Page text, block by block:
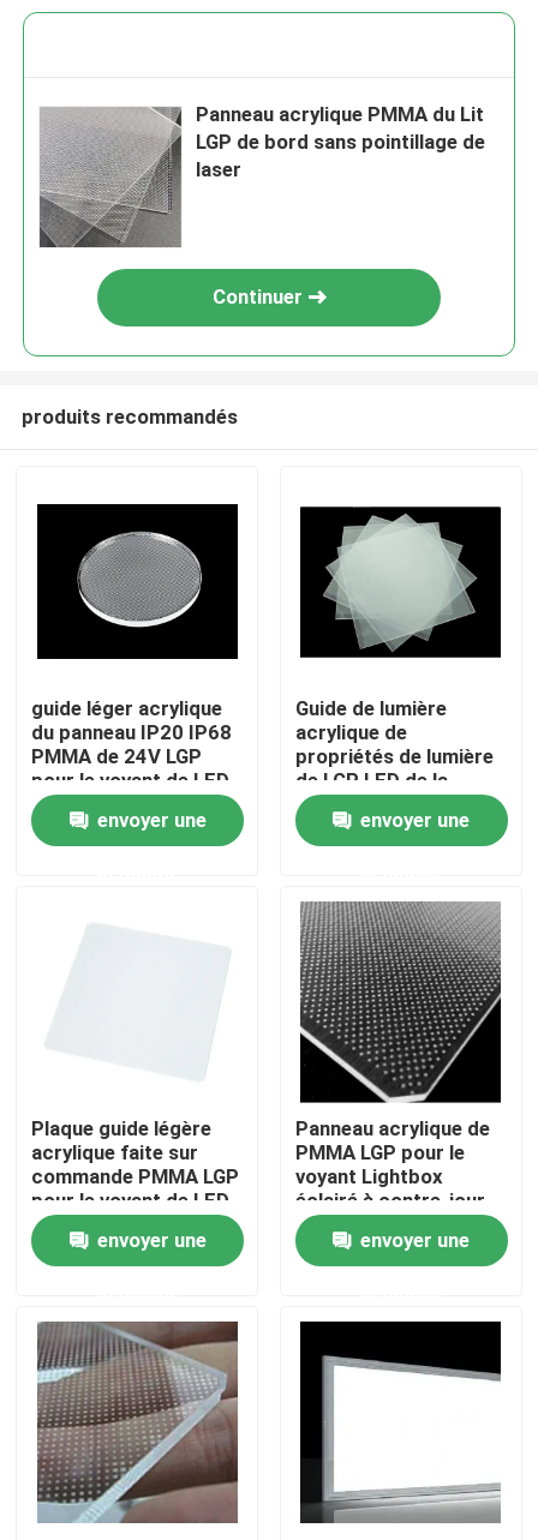
Aperçu
Produits
Vidéos
Visite d'usine
Contrôle de la qualité
nouvelles
Demande de soumission
Lumière de bande au néon de LED
Panneau acrylique PMMA du Lit
LGP de bord sans pointillage de
laser
Continuer
produits recommandés
guide léger acrylique
du panneau IP20 IP68
PMMA de 24V LGP
pour le voyant de LED
envoyer une
Guide de lumière
acrylique de
propriétés de lumière
de LGP LED de la
feuille ignifuge PMMA
de diffuseurenvoyer une
Plaque guide légère
acrylique faite sur
commande PMMA LGP
pour le voyant de LED
envoyer une
Panneau acrylique de
PMMA LGP pour le
voyant Lightbox
éclairé à contre-jour
envoyer une